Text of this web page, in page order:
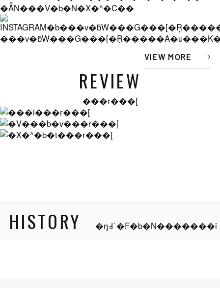
�ẴN���V�b�N�X�^�C��
VIEW MORE
REVIEW
���r���[
HISTORY �ŋ߃`�F�b�N�������i